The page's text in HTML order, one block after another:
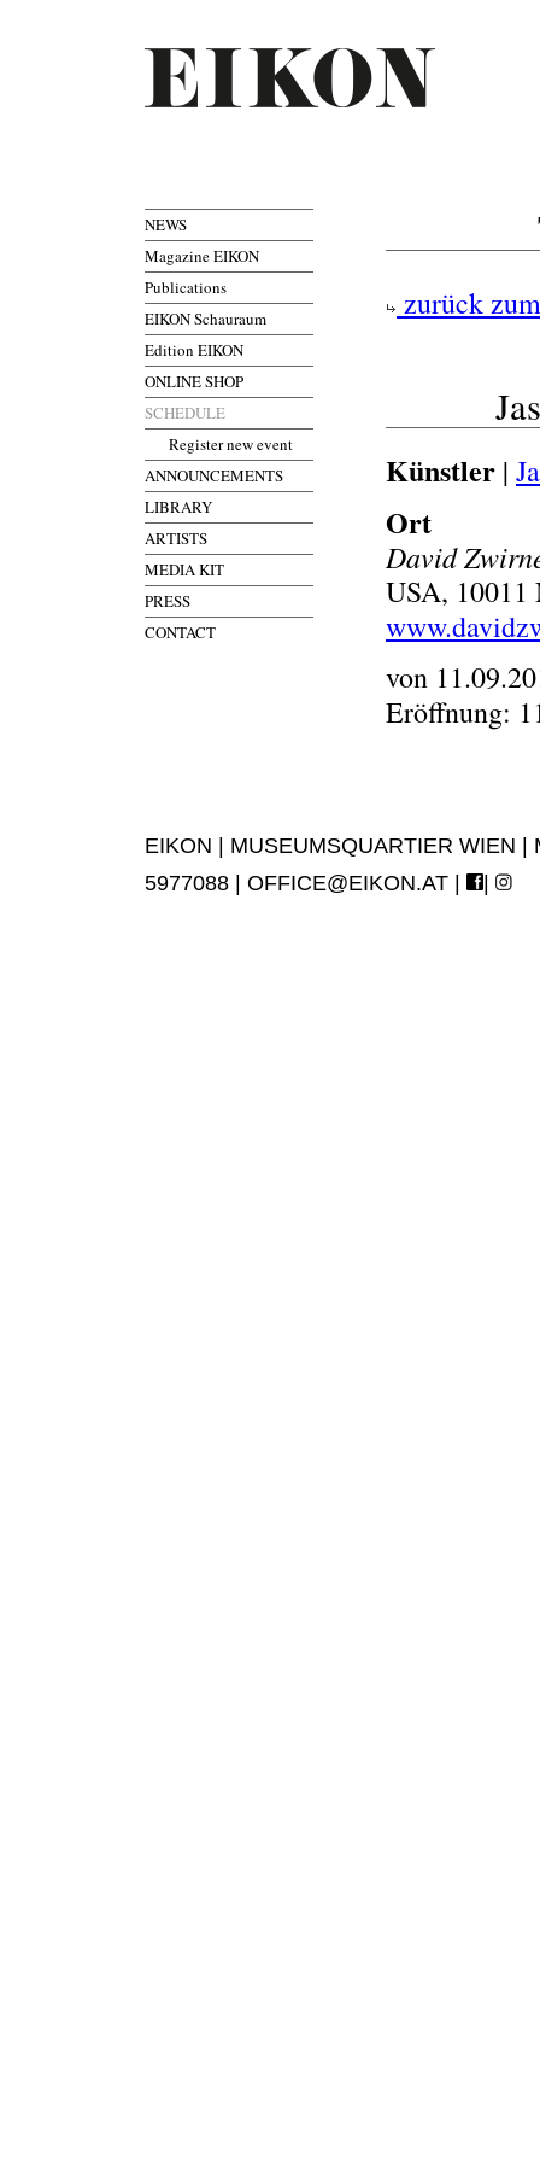
NEWS
Magazine EIKON
Publications
EIKON Schauraum
Edition EIKON
ONLINE SHOP
SCHEDULE
Register new event
ANNOUNCEMENTS
LIBRARY
ARTISTS
MEDIA KIT
PRESS
CONTACT
zurück
Künstler |
Ort
David
USA, 10011
von
Eröffnung:
EIKON | MUSEUMSQUARTIER WIEN
5977088 | OFFICE@EIKON.AT | |